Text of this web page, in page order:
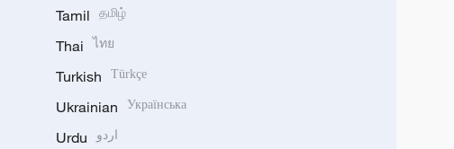
Tamil தமிழ்
Thai ไทย
Turkish Türkçe
Ukrainian Українська
Urdu اردو